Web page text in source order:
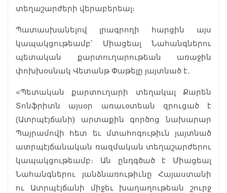
տեղաշարժերի վերաբերեալ։
Պատասխանելով լրագրողի հարցին այս
կապակցութեամբ՝ Միացեալ Նահանգներու
պետական քարտուղարութեան առաջին
փոխխօսնակ Վետանթ Փաթելը յայտնած է.
«Պետական քարտուղարի տեղակալ Քարեն
Տոնֆրիտն այսօր առաւօտեան զրուցած է
(Ատրպէյճանի) արտաքին գործոց նախարար
Պայրամովի հետ եւ մտահոգութիւն յայտնած
ատրպէյճանական ռազմական տեղաշարժերու
կապակցութեամբ։ Ան ընդգծած է Միացեալ
Նահանգներու յանձնառութիւնը Հայաստանի
ու Ատրպէյճանի միջեւ խաղաղութեան շուրջ